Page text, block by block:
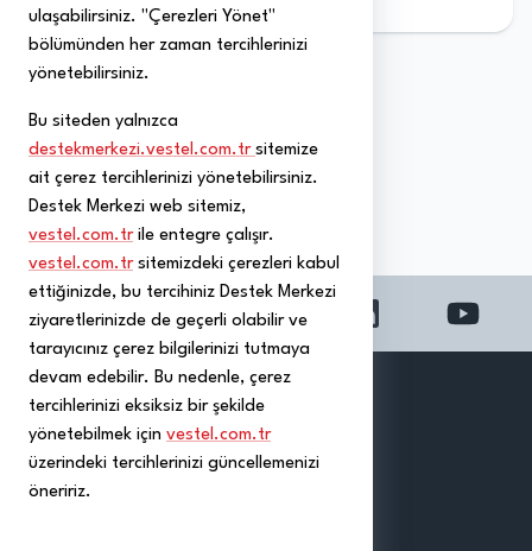
Genel
Kişisel Verilerin Korunması Politikası
Veri Sahibi Başvuru Formu
Vestel Müşteri Hizmetleri Hakkında
ulaşabilirsiniz. "Çerezleri Yönet"
bölümünden her zaman tercihlerinizi
yönetebilirsiniz.
Bu siteden yalnızca
destekmerkezi.vestel.com.tr sitemize
ait çerez tercihlerinizi yönetebilirsiniz.
Destek Merkezi web sitemiz,
vestel.com.tr ile entegre çalışır.
vestel.com.tr sitemizdeki çerezleri kabul
ettiğinizde, bu tercihiniz Destek Merkezi
ziyaretlerinizde de geçerli olabilir ve
tarayıcınız çerez bilgilerinizi tutmaya
devam edebilir. Bu nedenle, çerez
tercihlerinizi eksiksiz bir şekilde
yönetebilmek için vestel.com.tr
üzerindeki tercihlerinizi güncellemenizi
öneririz.